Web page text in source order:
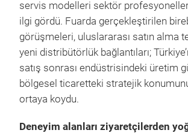
servis modelleri sektör
ilgi gördü. Fuarda gerçekleştirilen
görüşmeleri, uluslararası satın alma
yeni distribütörlük bağlantıları;
satış sonrası endüstrisindeki üretim
bölgesel ticaretteki stratejik
ortaya koydu.
Deneyim alanları ziyaretçilerden